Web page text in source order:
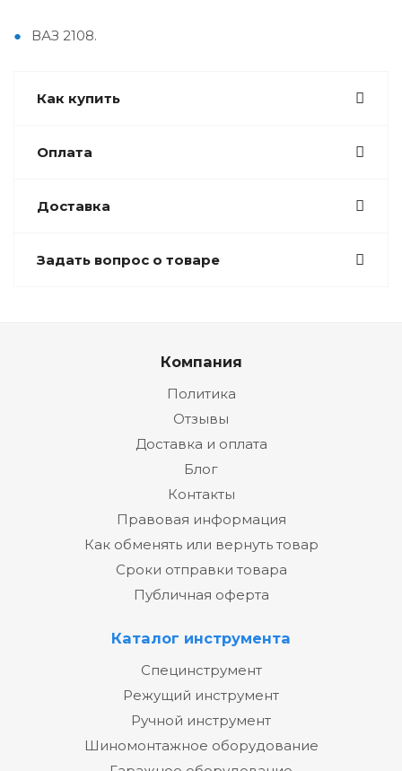
ВАЗ 2108.
Как купить
Оплата
Доставка
Задать вопрос о товаре
Компания
Политика
Отзывы
Доставка и оплата
Блог
Контакты
Правовая информация
Как обменять или вернуть товар
Сроки отправки товара
Публичная оферта
Каталог инструмента
Специнструмент
Режущий инструмент
Ручной инструмент
Шиномонтажное оборудование